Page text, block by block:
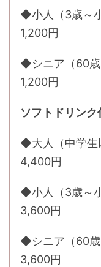
◆小人（3歳～
1,200円
◆シニア（60歳
1,200円
ソフトドリン
◆大人（中学生
4,400円
◆小人（3歳～
3,600円
◆シニア（60歳
3,600円